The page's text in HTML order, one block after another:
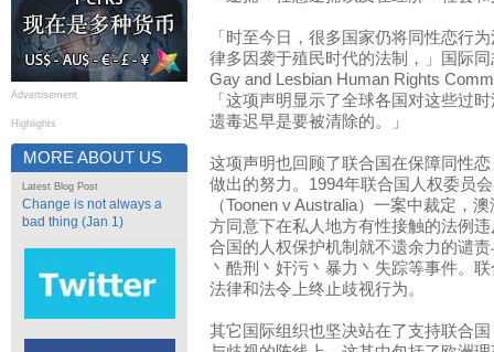
Advertisement
Highlights
MORE ABOUT US
Latest Blog Post
Change is not always a
bad thing (Jan 1)
「时至今日，很多国家仍将同性恋行
律多因袭于殖民时代的法制，」国际
Gay and Lesbian Human Rights
「这项声明显示了全球各国对这些过
遗毒迟早是要被清除的。」
这项声明也回顾了联合国在保障同性
做出的努力。1994年联合国人权委员
（Toonen v Australia）一案中裁定，
方同意下在私人地方有性接触的法例
合国的人权保护机制就不遗余力的谴
丶酷刑丶奸污丶暴力丶失踪等事件。
法律和法令上终止歧视行为。
其它国际组织也坚决站在了支持联合